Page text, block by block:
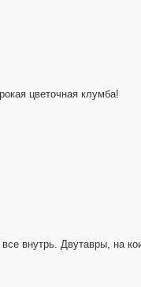
цветочная клумба!
внутрь. Двутавры, на